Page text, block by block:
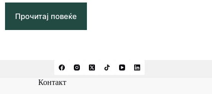
Прочитај повеќе
Контакт